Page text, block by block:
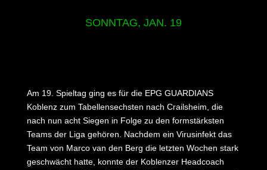
SONNTAG, JAN. 19
Am 19. Spieltag ging es für die EPG GUARDIANS
Koblenz zum Tabellensechsten nach Crailsheim, die
nach nun acht Siegen in Folge zu den formstärksten
Teams der Liga gehören. Nachdem ein Virusinfekt das
Team von Marco van den Berg die letzten Wochen stark
geschwächt hatte, konnte der Koblenzer Headcoach